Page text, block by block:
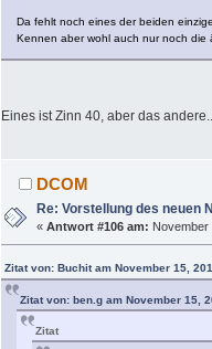
Da fehlt noch eines der beiden
Kennen aber wohl auch nur noch die
Eines ist Zinn 40, aber das
DCOM
Re: Vorstellung des neuen
«Antwort #106 am: November
Zitat von: Buchit am November 15,
Zitat von: ben.g am November 15,
Zitat